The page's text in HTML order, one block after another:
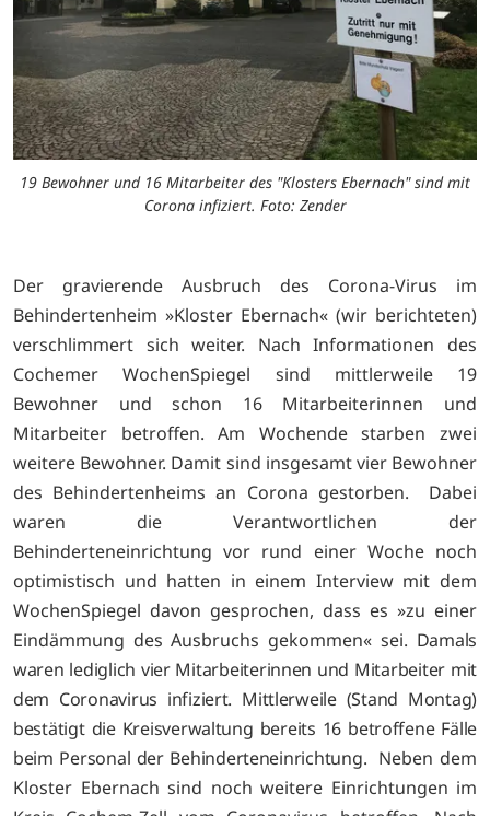
19 Bewohner und 16 Mitarbeiter des "Klosters Ebernach" sind mit
Corona infiziert. Foto: Zender
Der gravierende Ausbruch des Corona-Virus im
Behindertenheim »Kloster Ebernach« (wir berichteten)
verschlimmert sich weiter. Nach Informationen des
Cochemer WochenSpiegel sind mittlerweile 19
Bewohner und schon 16 Mitarbeiterinnen und
Mitarbeiter betroffen. Am Wochende starben zwei
weitere Bewohner. Damit sind insgesamt vier Bewohner
des Behindertenheims an Corona gestorben. Dabei
waren die Verantwortlichen der
Behinderteneinrichtung vor rund einer Woche noch
optimistisch und hatten in einem Interview mit dem
WochenSpiegel davon gesprochen, dass es »zu einer
Eindämmung des Ausbruchs gekommen« sei. Damals
waren lediglich vier Mitarbeiterinnen und Mitarbeiter mit
dem Coronavirus infiziert. Mittlerweile (Stand Montag)
bestätigt die Kreisverwaltung bereits 16 betroffene Fälle
beim Personal der Behinderteneinrichtung. Neben dem
Kloster Ebernach sind noch weitere Einrichtungen im